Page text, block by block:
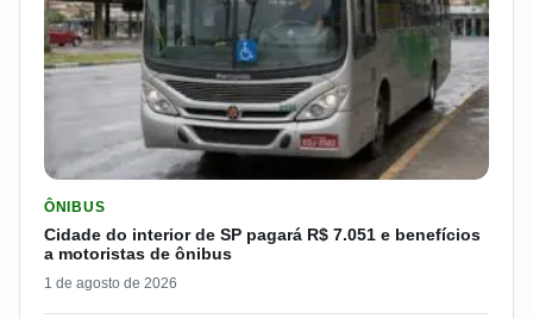
ÔNIBUS
Cidade do interior de SP pagará R$ 7.051 e benefícios
a motoristas de ônibus
1 de agosto de 2026